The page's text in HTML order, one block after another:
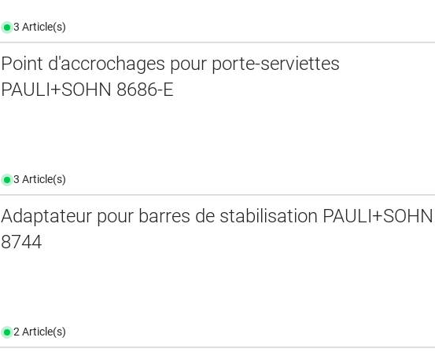
3 Article(s)
Point d'accrochages pour porte-serviettes
PAULI+SOHN 8686-E
3 Article(s)
Adaptateur pour barres de stabilisation PAULI+SOHN
8744
2 Article(s)